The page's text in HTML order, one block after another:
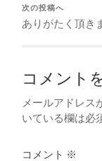
次の投稿へ
ありがたく頂き
コメント
メールアドレス
いている欄は必
コメント ※